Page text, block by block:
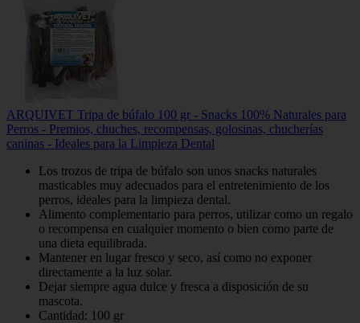
ARQUIVET Tripa de búfalo 100 gr - Snacks 100% Naturales para
Perros - Premios, chuches, recompensas, golosinas, chucherías
caninas - Ideales para la Limpieza Dental
Los trozos de tripa de búfalo son unos snacks naturales
masticables muy adecuados para el entretenimiento de los
perros, ideales para la limpieza dental.
Alimento complementario para perros, utilizar como un regalo
o recompensa en cualquier momento o bien como parte de
una dieta equilibrada.
Mantener en lugar fresco y seco, así como no exponer
directamente a la luz solar.
Dejar siempre agua dulce y fresca a disposición de su
mascota.
Cantidad: 100 gr